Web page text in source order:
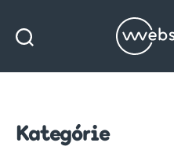
Kategórie